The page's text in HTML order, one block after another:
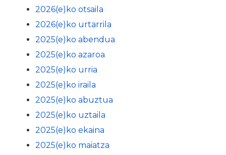
2026(e)ko otsaila
2026(e)ko urtarrila
2025(e)ko abendua
2025(e)ko azaroa
2025(e)ko urria
2025(e)ko iraila
2025(e)ko abuztua
2025(e)ko uztaila
2025(e)ko ekaina
2025(e)ko maiatza